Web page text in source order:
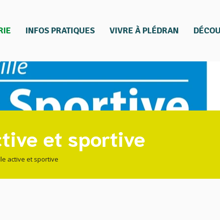
INFOS PRATIQUES VIVRE À PLÉDRAN
et sportive
active et sportive